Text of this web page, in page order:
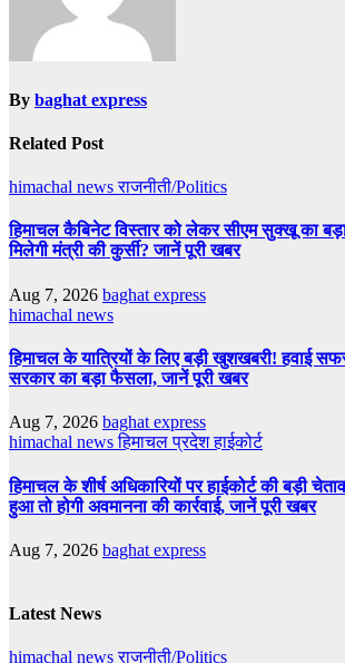
By baghat express
Related Post
himachal newsराजनीती/Politics
हिमाचल कैबिनेट विस्तार को लेकर सीएम सुक्खू का
मिलेगी मंत्री की कुर्सी? जानें पूरी खबर
Aug 7, 2026 baghat express
himachal news
हिमाचल के यात्रियों के लिए बड़ी खुशखबरी! हवाई
सरकार का बड़ा फैसला, जानें पूरी खबर
Aug 7, 2026 baghat express
himachal newsहिमाचल प्रदेश हाईकोर्ट
हिमाचल के शीर्ष अधिकारियों पर हाईकोर्ट की बड़ी
हुआ तो होगी अवमानना की कार्रवाई, जानें पूरी खबर
Aug 7, 2026 baghat express
Latest News
himachal newsराजनीती/Politics